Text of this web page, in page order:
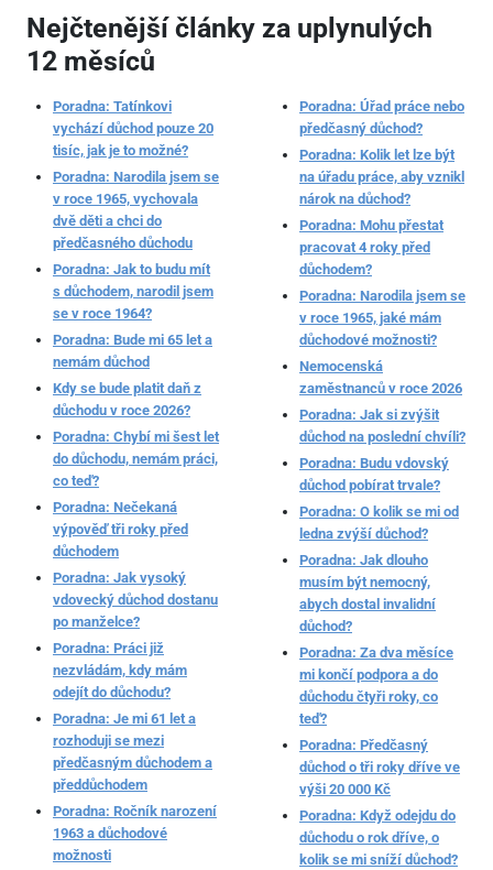
Nejčtenější články za uplynulých
12 měsíců
Poradna: Tatínkovi
vychází důchod pouze 20
tisíc, jak je to možné?
Poradna: Narodila jsem se
v roce 1965, vychovala
dvě děti a chci do
předčasného důchodu
Poradna: Jak to budu mít
s důchodem, narodil jsem
se v roce 1964?
Poradna: Bude mi 65 let a
nemám důchod
Kdy se bude platit daň z
důchodu v roce 2026?
Poradna: Chybí mi šest let
do důchodu, nemám práci,
co teď?
Poradna: Nečekaná
výpověď tři roky před
důchodem
Poradna: Jak vysoký
vdovecký důchod dostanu
po manželce?
Poradna: Práci již
nezvládám, kdy mám
odejít do důchodu?
Poradna: Je mi 61 let a
rozhoduji se mezi
předčasným důchodem a
předdůchodem
Poradna: Ročník narození
1963 a důchodové
možnosti
Poradna: Úřad práce nebo
předčasný důchod?
Poradna: Kolik let lze být
na úřadu práce, aby vznikl
nárok na důchod?
Poradna: Mohu přestat
pracovat 4 roky před
důchodem?
Poradna: Narodila jsem se
v roce 1965, jaké mám
důchodové možnosti?
Nemocenská
zaměstnanců v roce 2026
Poradna: Jak si zvýšit
důchod na poslední chvíli?
Poradna: Budu vdovský
důchod pobírat trvale?
Poradna: O kolik se mi od
ledna zvýší důchod?
Poradna: Jak dlouho
musím být nemocný,
abych dostal invalidní
důchod?
Poradna: Za dva měsíce
mi končí podpora a do
důchodu čtyři roky, co
teď?
Poradna: Předčasný
důchod o tři roky dříve ve
výši 20 000 Kč
Poradna: Když odejdu do
důchodu o rok dříve, o
kolik se mi sníží důchod?